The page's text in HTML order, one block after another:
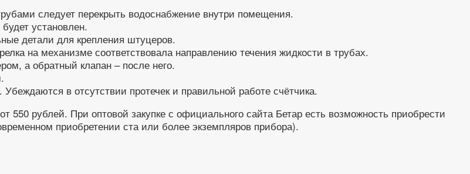
следует перекрыть водоснабжение внутри помещения.
установлен.
детали для крепления штуцеров.
на механизме соответствовала направлению течения жидкости в трубах.
а обратный клапан – после него.
в отсутствии протечек и правильной работе счётчика.
рублей. При оптовой закупке с официального сайта Бетар есть возможность приобрести
приобретении ста или более экземпляров прибора).